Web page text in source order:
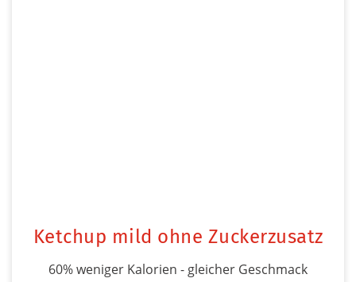
Ketchup mild ohne Zuckerzusatz
60% weniger Kalorien - gleicher Geschmack